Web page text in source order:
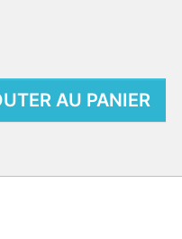
AU PANIER